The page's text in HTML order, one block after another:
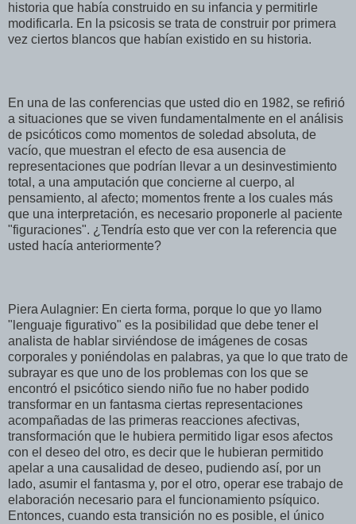
historia que había construido en su infancia y permitirle
modificarla. En la psicosis se trata de construir por primera
vez ciertos blancos que habían existido en su historia.
En una de las conferencias que usted dio en 1982, se refirió
a situaciones que se viven fundamentalmente en el análisis
de psicóticos como momentos de soledad absoluta, de
vacío, que muestran el efecto de esa ausencia de
representaciones que podrían llevar a un desinvestimiento
total, a una amputación que concierne al cuerpo, al
pensamiento, al afecto; momentos frente a los cuales más
que una interpretación, es necesario proponerle al paciente
"figuraciones". ¿Tendría esto que ver con la referencia que
usted hacía anteriormente?
Piera Aulagnier: En cierta forma, porque lo que yo llamo
"lenguaje figurativo" es la posibilidad que debe tener el
analista de hablar sirviéndose de imágenes de cosas
corporales y poniéndolas en palabras, ya que lo que trato de
subrayar es que uno de los problemas con los que se
encontró el psicótico siendo niño fue no haber podido
transformar en un fantasma ciertas representaciones
acompañadas de las primeras reacciones afectivas,
transformación que le hubiera permitido ligar esos afectos
con el deseo del otro, es decir que le hubieran permitido
apelar a una causalidad de deseo, pudiendo así, por un
lado, asumir el fantasma y, por el otro, operar ese trabajo de
elaboración necesario para el funcionamiento psíquico.
Entonces, cuando esta transición no es posible, el único